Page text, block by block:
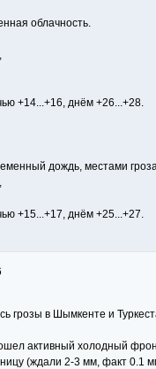
облачность.
+14...+16, днём +26...+28.
дождь, местами
+15...+17, днём +25...+27.
грозы в Шымкенте и
активный холодный
(ждали 2-3 мм, факт 0.1